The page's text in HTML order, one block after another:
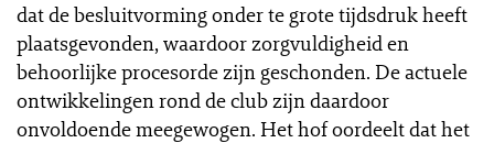
dat de besluitvorming onder te grote tijdsdruk heeft
plaatsgevonden, waardoor zorgvuldigheid en
behoorlijke procesorde zijn geschonden. De actuele
ontwikkelingen rond de club zijn daardoor
onvoldoende meegewogen. Het hof oordeelt dat het